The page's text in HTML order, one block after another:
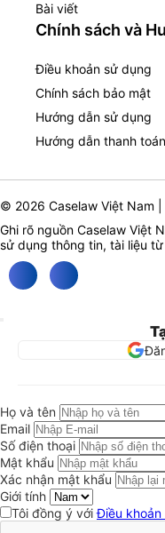
Bài viết
Chính sách và
Điều khoản sử dụng
Chính sách bảo mật
Hướng dẫn sử dụng
Hướng dẫn thanh toán
© 2026 Caselaw Việt Nam
Ghi rõ nguồn Caselaw Việt
sử dụng thông tin, tài liệu
Họ và tên
Email
Số điện thoại
Mật khẩu
Xác nhận mật khẩu
Giới tính
Tôi đồng ý vớiĐiều khoản